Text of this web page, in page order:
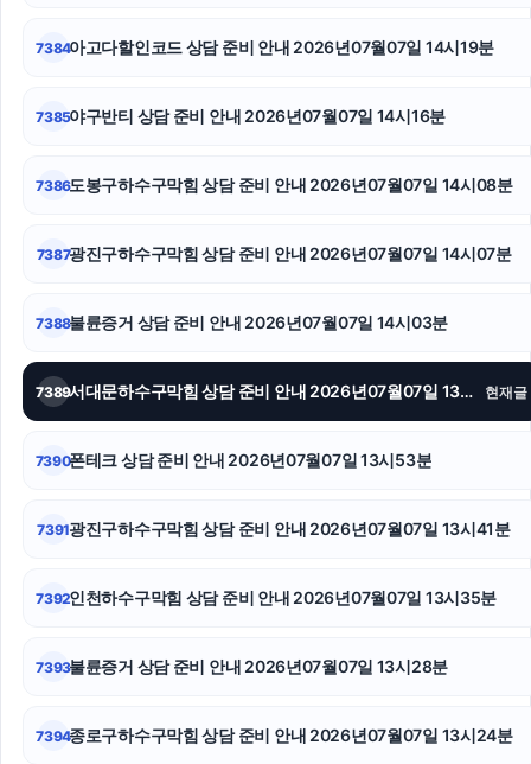
인스타 팔로워 구매
서초이혼전문변호사
용인변호사
울산이혼전문변호사
7384아고다할인코드 상담 준비 안내 2026년07월07일 14시19분
7385야구반티 상담 준비 안내 2026년07월07일 14시16분
7386도봉구하수구막힘 상담 준비 안내 2026년07월07일 14시08분
7387광진구하수구막힘 상담 준비 안내 2026년07월07일 14시07분
7388불륜증거 상담 준비 안내 2026년07월07일 14시03분
7389 서대문하수구막힘 상담 준비 안내 2026년07월07일 13시53분 현재글
7390폰테크 상담 준비 안내 2026년07월07일 13시53분
7391광진구하수구막힘 상담 준비 안내 2026년07월07일 13시41분
7392인천하수구막힘 상담 준비 안내 2026년07월07일 13시35분
7393불륜증거 상담 준비 안내 2026년07월07일 13시28분
7394종로구하수구막힘 상담 준비 안내 2026년07월07일 13시24분